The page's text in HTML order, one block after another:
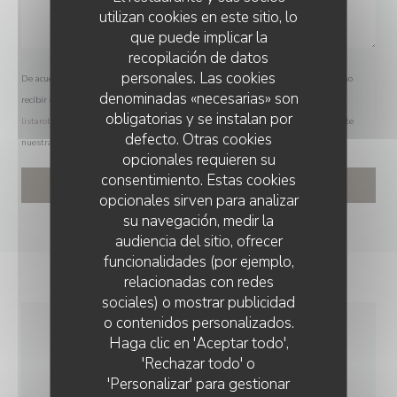
utilizan cookies en este sitio, lo
que puede implicar la
recopilación de datos
personales. Las cookies
denominadas «necesarias» son
obligatorias y se instalan por
defecto. Otras cookies
opcionales requieren su
consentimiento. Estas cookies
opcionales sirven para analizar
su navegación, medir la
audiencia del sitio, ofrecer
funcionalidades (por ejemplo,
relacionadas con redes
sociales) o mostrar publicidad
o contenidos personalizados.
Haga clic en 'Aceptar todo',
'Rechazar todo' o
'Personalizar' para gestionar
De acuerdo con la normativa de protección de datos, puede ejercer su derecho a no
recibir comunicaciones comerciales inscribiéndose en la Lista Robinson:
listarobinson.es
. Para más información sobre el tratamiento de sus datos, consulte
nuestra
política de privacidad
INFORMACIÓN
GENERAL